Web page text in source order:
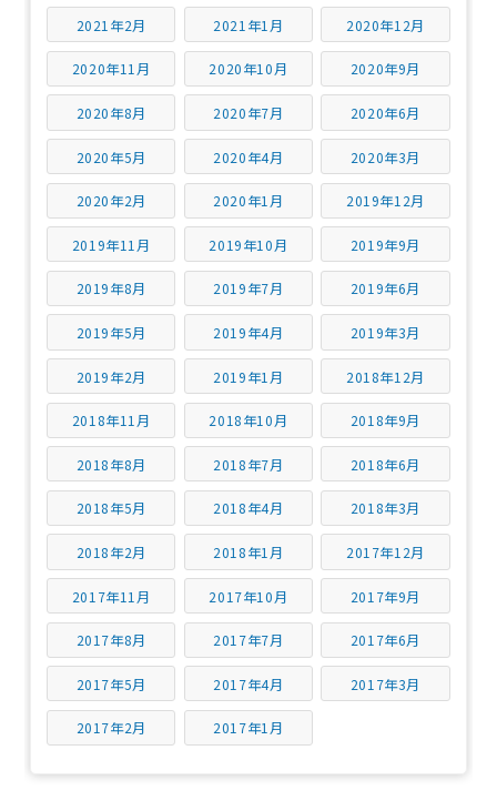
2021年2月 2021年1月 2020年12月
2020年11月 2020年10月 2020年9月
2020年8月 2020年7月 2020年6月
2020年5月 2020年4月 2020年3月
2020年2月 2020年1月 2019年12月
2019年11月 2019年10月 2019年9月
2019年8月 2019年7月 2019年6月
2019年5月 2019年4月 2019年3月
2019年2月 2019年1月 2018年12月
2018年11月 2018年10月 2018年9月
2018年8月 2018年7月 2018年6月
2018年5月 2018年4月 2018年3月
2018年2月 2018年1月 2017年12月
2017年11月 2017年10月 2017年9月
2017年8月 2017年7月 2017年6月
2017年5月 2017年4月 2017年3月
2017年2月 2017年1月